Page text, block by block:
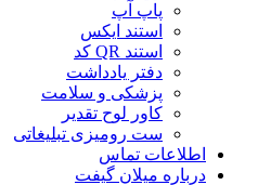
پاپ آپ
استند ایکس
استند QR کد
دفتر یادداشت
پزشکی و سلامت
کاور لوح تقدیر
ست رومیزی تبلیغاتی
اطلاعات تماس
درباره میلان گیفت